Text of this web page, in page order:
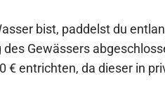
bist, paddelst du
Gewässers
€ entrichten, da dieser in